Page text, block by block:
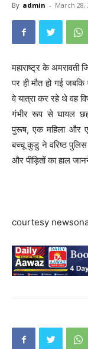
By admin - March 28,
महाराष्‍ट्र के अमरावती
पर ही मौत हो गई
वे यात्रा कर रहे थे वह
गंभीर रूप से घायल छह
पुरूष, एक महिला और
बच्‍चू कुडु ने वरिष्‍ठ
और पीड़‍ितों का हाल
courtesy